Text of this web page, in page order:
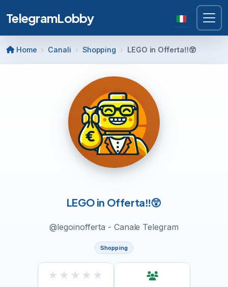
TelegramLobby
Home Canali Shopping LEGO in Offerta‼️😲
LEGO in Offerta‼️😲
@legoinofferta - Canale Telegram
Shopping
★ ★ ★ ★ ★